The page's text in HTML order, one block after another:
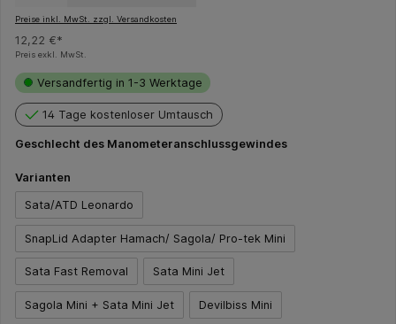
Preise inkl. MwSt. zzgl. Versandkosten
12,22 €*
Preis exkl. MwSt.
Versandfertig in 1-3 Werktage
14 Tage kostenloser Umtausch
Geschlecht des Manometeranschlussgewindes
Varianten
Sata/ATD Leonardo
SnapLid Adapter Hamach/ Sagola/ Pro-tek Mini
Sata Fast Removal Sata Mini Jet
Sagola Mini + Sata Mini Jet Devilbiss Mini